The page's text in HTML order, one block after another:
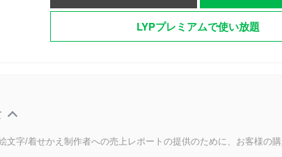
LYPプレミアムで使い放題
文字/着せかえ制作者への売上レポートの提供のために、お客様の